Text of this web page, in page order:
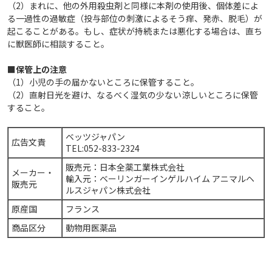
（2）まれに、他の外用殺虫剤と同様に本剤の使用後、個体差によ
る一過性の過敏症（投与部位の刺激によるそう痒、発赤、脱毛）が
起こることがある。もし、症状が持続または悪化する場合は、直ち
に獣医師に相談すること。
■保管上の注意
（1）小児の手の届かないところに保管すること。
（2）直射日光を避け、なるべく湿気の少ない涼しいところに保管
すること。
広告文責
ベッツジャパン
TEL:052-833-2324
メーカー・
販売元
販売元：日本全薬工業株式会社
輸入元：ベーリンガーインゲルハイム アニマルヘ
ルスジャパン株式会社
原産国
フランス
商品区分
動物用医薬品